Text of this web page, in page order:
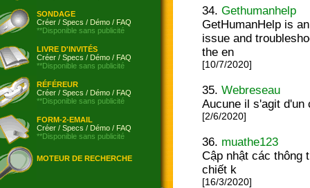
SONDAGE
Créer / Specs / Démo / FAQ
**Disponible sans publicité
LIVRE D'INVITÉS
Créer / Specs / Démo / FAQ
**Disponible sans publicité
RÉFÉREUR
Créer / Specs / Démo / FAQ
**Disponible sans publicité
FORM-2-EMAIL
Créer / Specs / Démo / FAQ
**Disponible sans publicité
MOTEUR DE RECHERCHE
34.Gethumanhelp
GetHumanHelp is
issue and
the en
[10/7/2020]
35.Webreseau
Aucune il s'agit
[2/6/2020]
36. muathe123
Cập nhật các thông
chiết k
[16/3/2020]